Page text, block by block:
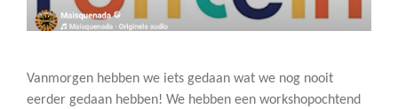
Vanmorgen hebben we iets gedaan wat we nog nooit
eerder gedaan hebben! We hebben een workshopochtend